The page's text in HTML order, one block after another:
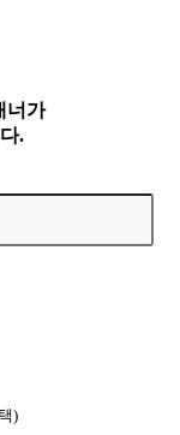
너가
.
)